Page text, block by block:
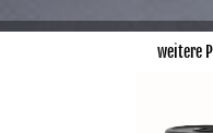
weitere